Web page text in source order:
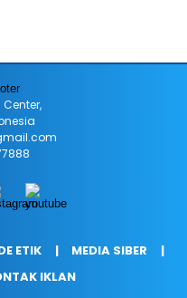
ETIK
MEDIA SIBER
IKLAN